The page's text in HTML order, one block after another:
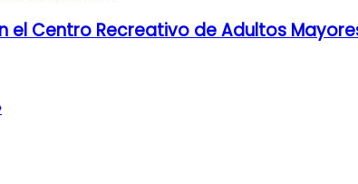
Centro Recreativo de Adultos